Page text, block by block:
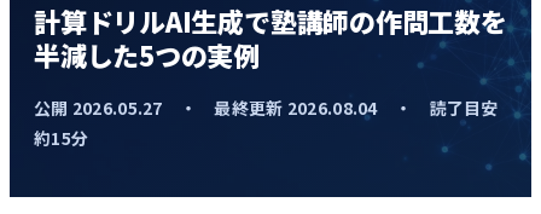
計算ドリルAI生成で塾講師の作問工数を
半減した5つの実例
公開 2026.05.27 ・ 最終更新 2026.08.04 ・ 読了目安
約15分